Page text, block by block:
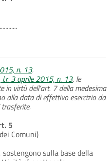
n. 13.
3 aprile 2015, n. 13, le
in virtù dell’art. 7 della medesima
alla data di effettivo esercizio da
5
Comuni)
sulla base della